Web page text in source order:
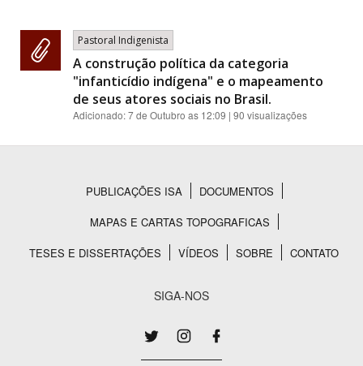
Pastoral Indigenista
A construção política da categoria
"infanticídio indígena" e o mapeamento
de seus atores sociais no Brasil.
Adicionado:7 de Outubro as 12:09 | 90 visualizações
Rodapé
PUBLICAÇÕES ISA
DOCUMENTOS
MAPAS E CARTAS TOPOGRAFICAS
TESES E DISSERTAÇÕES
VÍDEOS SOBRE CONTATO
SIGA-NOS